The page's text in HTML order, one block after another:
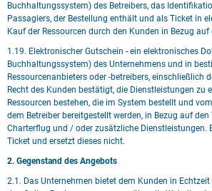
Buchhaltungssystem) des Betreibers, das
Passagiers, der Bestellung enthält und als Ticket in
Kauf der Ressourcen durch den Kunden in Bezug
1.19. Elektronischer Gutschein - ein elektronisches
Buchhaltungssystem) des Unternehmens und in
Ressourcenanbieters oder -betreibers, einschließlich
Recht des Kunden bestätigt, die Dienstleistungen zu
Ressourcen bestehen, die im System bestellt und
dem Betreiber bereitgestellt werden, in Bezug auf
Charterflug und / oder zusätzliche Dienstleistungen.
Ticket und ersetzt dieses nicht.
2. Gegenstand des Angebots
2.1. Das Unternehmen bietet dem Kunden in